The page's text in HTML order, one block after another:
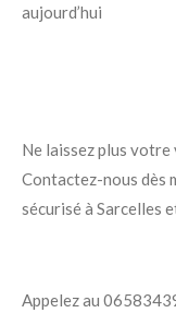
aujourd’hui
Ne laissez plus
Contactez-nous dès
sécurisé à Sarcelles
Appelez au